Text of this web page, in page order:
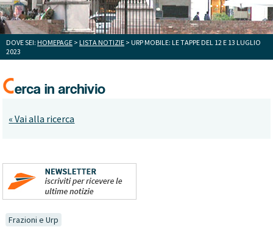
DOVE SEI: HOMEPAGE > LISTA NOTIZIE > URP MOBILE: LE TAPPE DEL 12 E 13 LUGLIO
2023
« Vai alla ricerca
Frazioni e Urp